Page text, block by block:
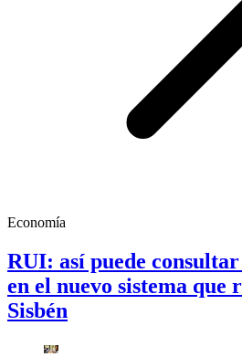
Economía
RUI: así puede
en el nuevo sistema que
Sisbén